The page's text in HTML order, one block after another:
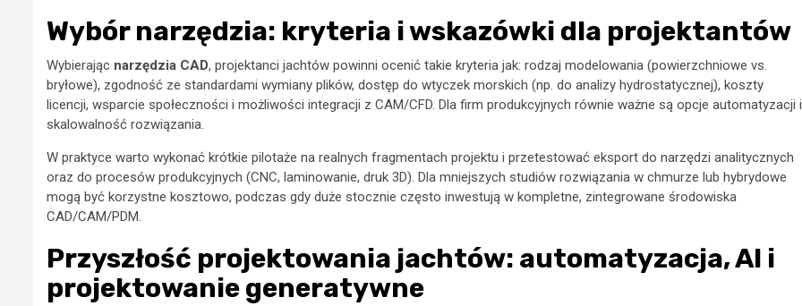
Wybór narzędzia: kryteria i wskazówki dla projektantów
Wybierając narzędzia CAD, projektanci jachtów powinni ocenić takie kryteria jak: rodzaj modelowania (powierzchniowe vs.
bryłowe), zgodność ze standardami wymiany plików, dostęp do wtyczek morskich (np. do analizy hydrostatycznej), koszty
licencji, wsparcie społeczności i możliwości integracji z CAM/CFD. Dla firm produkcyjnych równie ważne są opcje automatyzacji i
skalowalność rozwiązania.
W praktyce warto wykonać krótkie pilotaże na realnych fragmentach projektu i przetestować eksport do narzędzi analitycznych
oraz do procesów produkcyjnych (CNC, laminowanie, druk 3D). Dla mniejszych studiów rozwiązania w chmurze lub hybrydowe
mogą być korzystne kosztowo, podczas gdy duże stocznie często inwestują w kompletne, zintegrowane środowiska
CAD/CAM/PDM.
Przyszłość projektowania jachtów: automatyzacja, AI i
projektowanie generatywne